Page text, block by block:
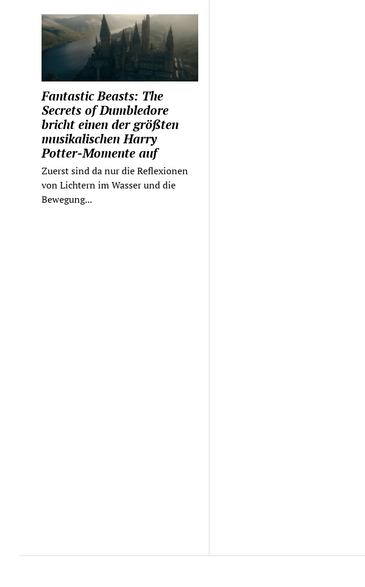
Fantastic Beasts: The
Secrets of Dumbledore
bricht einen der größten
musikalischen Harry
Potter-Momente auf
Zuerst sind da nur die Reflexionen
von Lichtern im Wasser und die
Bewegung...